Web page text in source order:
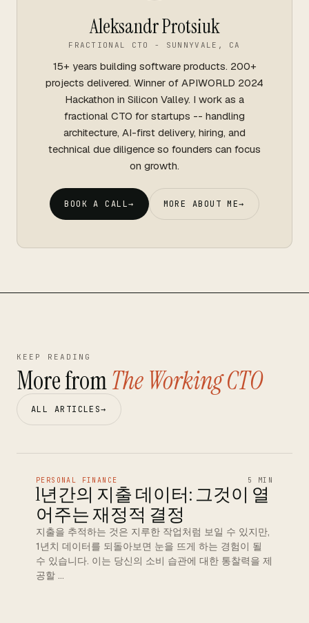
Aleksandr Protsiuk
FRACTIONAL CTO - SUNNYVALE, CA
15+ years building software products. 200+
projects delivered. Winner of APIWORLD 2024
Hackathon in Silicon Valley. I work as a
fractional CTO for startups -- handling
architecture, AI-first delivery, hiring, and
technical due diligence so founders can focus
on growth.
BOOK A CALL→ MORE ABOUT ME→
KEEP READING
More fromThe Working CTO
ALL ARTICLES→
PERSONAL FINANCE 5 MIN
1년간의 지출 데이터: 그것이 열
어주는 재정적 결정
지출을 추적하는 것은 지루한 작업처럼 보일 수 있지만,
1년치 데이터를 되돌아보면 눈을 뜨게 하는 경험이 될
수 있습니다. 이는 당신의 소비 습관에 대한 통찰력을 제
공할 …